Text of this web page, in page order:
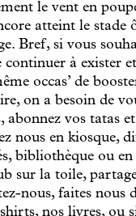
le vent en
atteint le stade
Bref, si vous
continuer à exister
occas’ de
on a besoin de
abonnez vos tatas
nous en kiosque,
bibliothèque ou
sur la toile,
nous, faites nous
nos livres, ou